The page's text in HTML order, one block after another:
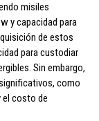
misiles
y capacidad para
de estos
para custodiar
Sin embargo,
como
el costo de